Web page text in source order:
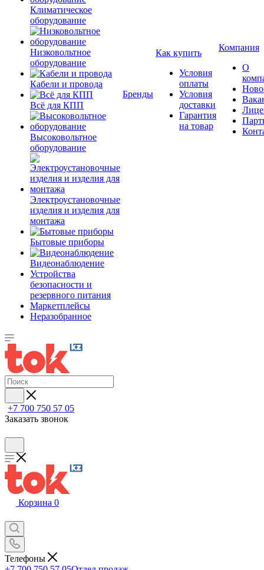
Климатическое
оборудование
Низковольтное
оборудование
Кабели и провода
Всё для КПП
Высоковольтное
оборудование
Электроустановочные
изделия и изделия для
монтажа
Бытовые приборы
Видеонаблюдение
Устройства
безопасности и
резервного питания
Маркетплейсы
Неразобранное
Бренды
Как купить
Условия
оплаты
Условия
доставки
Гарантия
на товар
Компания
О
+7 700 750 57 05
Заказать звонок
Корзина 0
Телефоны